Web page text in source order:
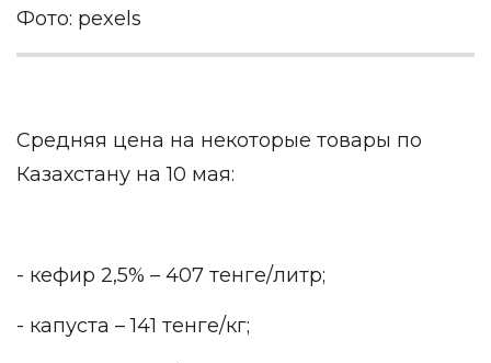
Фото: pexels
Средняя цена на некоторые товары по
Казахстану на 10 мая:
- кефир 2,5% – 407 тенге/литр;
- капуста – 141 тенге/кг;